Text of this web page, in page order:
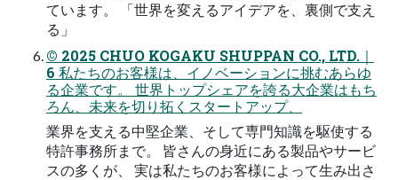
ています。 「世界を変えるアイデアを、裏側で支え
る」
© 2025 CHUO KOGAKU SHUPPAN CO., LTD.｜
6 私たちのお客様は、イノベーションに挑むあらゆ
る企業です。 世界トップシェアを誇る大企業はもち
ろん、未来を切り拓くスタートアップ、
業界を支える中堅企業、そして専門知識を駆使する
特許事務所まで。 皆さんの身近にある製品やサービ
スの多くが、 実は私たちのお客様によって生み出さ